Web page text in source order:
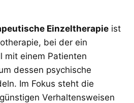
Einzeltherapie ist
bei der ein
mit einem Patienten
dessen psychische
Im Fokus steht die
Verhaltensweisen